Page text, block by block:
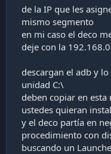
de la IP que les
mismo segmento
en mi caso el deco
deje con la
descargan el adb y
unidad C:\
deben copiar en
ustedes quieran
y el deco partía en
procedimiento con
buscando un